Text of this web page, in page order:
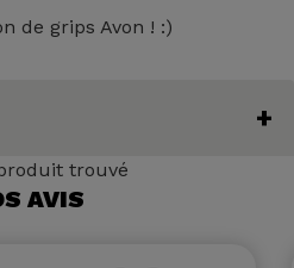
de grips Avon ! :)
trouvé
AVIS